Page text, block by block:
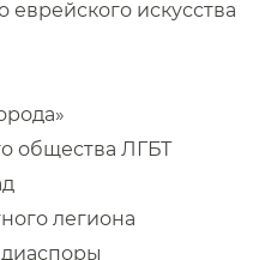
искусства
общества ЛГБТ
легиона